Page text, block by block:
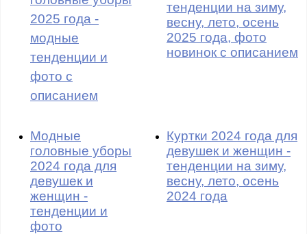
2025 года -
модные
тенденции и
фото с
описанием
тенденции на зиму,
весну, лето, осень
2025 года, фото
новинок с описанием
Модные
головные уборы
2024 года для
девушек и
женщин -
тенденции и
фото
Куртки 2024 года для
девушек и женщин -
тенденции на зиму,
весну, лето, осень
2024 года